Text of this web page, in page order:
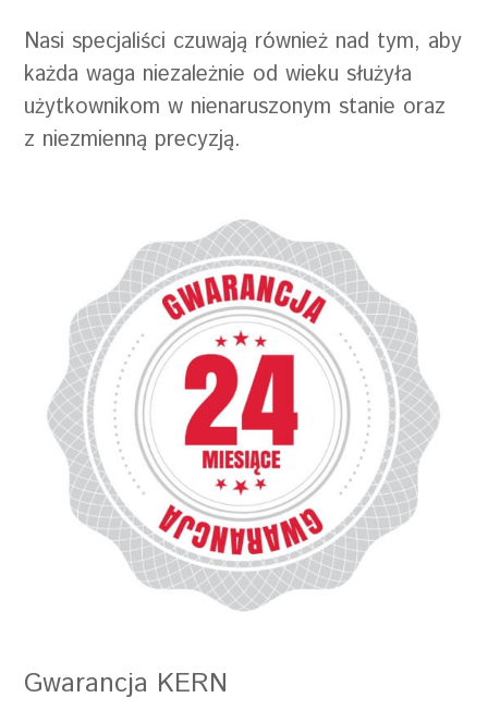
Nasi specjaliści czuwają również nad tym, aby
każda waga niezależnie od wieku służyła
użytkownikom w nienaruszonym stanie oraz
z niezmienną precyzją.
Gwarancja KERN